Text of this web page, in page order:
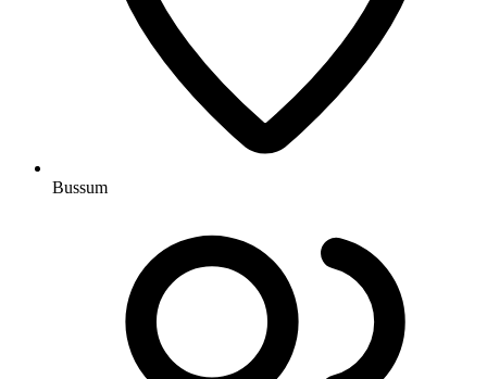
Bussum